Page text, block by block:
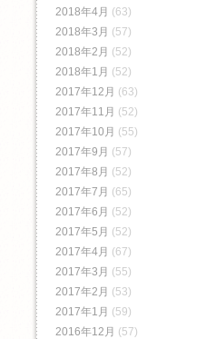
2018年4月 (63)
2018年3月 (57)
2018年2月 (52)
2018年1月 (52)
2017年12月 (63)
2017年11月 (52)
2017年10月 (55)
2017年9月 (57)
2017年8月 (52)
2017年7月 (65)
2017年6月 (52)
2017年5月 (52)
2017年4月 (67)
2017年3月 (55)
2017年2月 (53)
2017年1月 (59)
2016年12月 (57)